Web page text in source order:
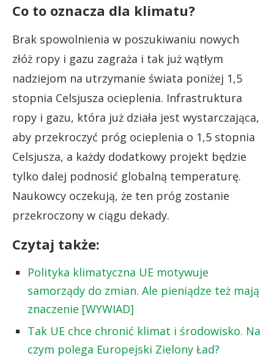
Co to oznacza dla klimatu?
Brak spowolnienia w poszukiwaniu nowych
złóż ropy i gazu zagraża i tak już wątłym
nadziejom na utrzymanie świata poniżej 1,5
stopnia Celsjusza ocieplenia. Infrastruktura
ropy i gazu, która już działa jest wystarczająca,
aby przekroczyć próg ocieplenia o 1,5 stopnia
Celsjusza, a każdy dodatkowy projekt będzie
tylko dalej podnosić globalną temperaturę.
Naukowcy oczekują, że ten próg zostanie
przekroczony w ciągu dekady.
Czytaj także:
Polityka klimatyczna UE motywuje
samorządy do zmian. Ale pieniądze też mają
znaczenie [WYWIAD]
Tak UE chce chronić klimat i środowisko. Na
czym polega Europejski Zielony Ład?